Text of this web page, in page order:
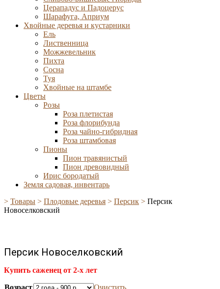
Церападус и Падоцерус
Шарафуга, Априум
Хвойные деревья и кустарники
Ель
Лиственница
Можжевельник
Пихта
Сосна
Туя
Хвойные на штамбе
Цветы
Розы
Роза плетистая
Роза флорибунда
Роза чайно-гибридная
Роза штамбовая
Пионы
Пион травянистый
Пион древовидный
Ирис бородатый
Земля садовая, инвентарь
> Товары > Плодовые деревья > Персик > Персик
Новоселковский
Персик Новоселковский
Купить саженец от 2-х лет
Возраст
Очистить